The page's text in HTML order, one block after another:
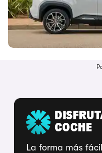
COCHE
La forma más